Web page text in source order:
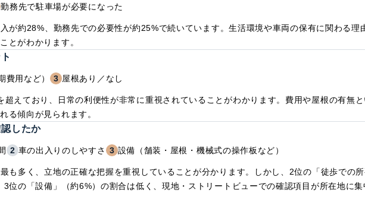
勤務先で駐車場が必要になった
が約28%、勤務先での必要性が約25%で続いています。生活環境や車両の保有に関わる理
とがわかります。
費用など） 3 屋根あり／なし
えており、日常の利便性が非常に重視されていることがわかります。費用や屋根の有無
る傾向が見られます。
したか
2 車の出入りのしやすさ 3 設備（舗装・屋根・機械式の操作板など）
も多く、立地の正確な把握を重視していることが分かります。しかし、2位の「徒歩での
3位の「設備」（約6%）の割合は低く、現地・ストリートビューでの確認項目が所在地に